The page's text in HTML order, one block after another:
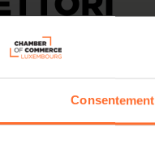
Consentement